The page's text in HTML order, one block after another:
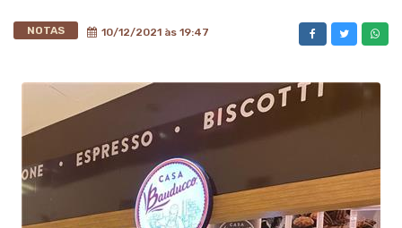
NOTAS 10/12/2021 às 19:47